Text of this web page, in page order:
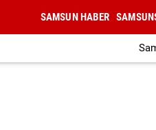
SAMSUN HABER